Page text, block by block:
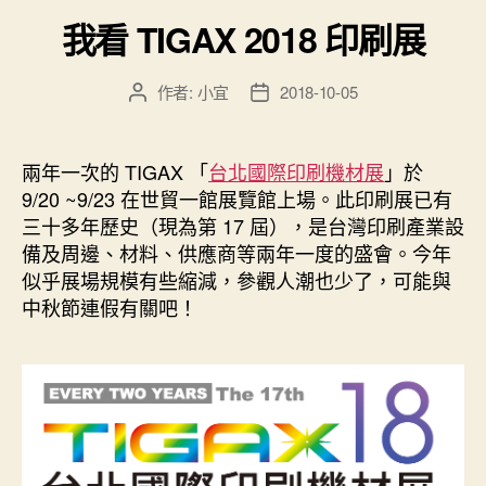
師
論
壇”
我看 TIGAX 2018 印刷展
文
者
作者: 小宜
文
佈
日
期
2018-10-05
兩年一次的 TIGAX 「台北國際印刷機材展 」於
9/20 ~9/23 在世貿一館展覽館上場。此印刷展已有
三十多年歷史（現為第 17 屆），是台灣印刷產業設
備及周邊、材料、供應商等兩年一度的盛會。今年
似乎展場規模有些縮減，參觀人潮也少了，可能與
中秋節連假有關吧！